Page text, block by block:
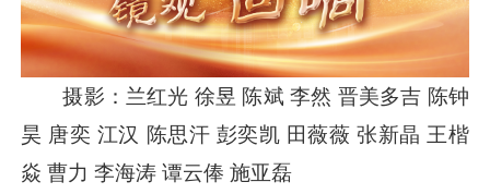
摄影：兰红光 徐昱 陈斌 李然 晋美多吉 陈钟
昊 唐奕 江汉 陈思汗 彭奕凯 田薇薇 张新晶 王楷
焱 曹力 李海涛 谭云俸 施亚磊